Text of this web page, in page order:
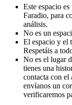
Este espacio
Faradio, para
análisis.
No es un
El espacio y el
Respetáis a
No es el lugar
tienes una
contacta con
envíanos un
verificaremos